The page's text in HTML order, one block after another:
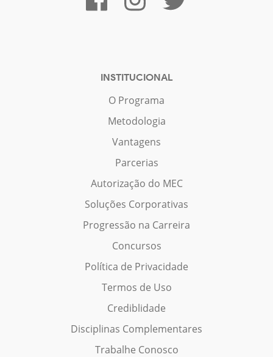
INSTITUCIONAL
O Programa
Metodologia
Vantagens
Parcerias
Autorização do MEC
Soluções Corporativas
Progressão na Carreira
Concursos
Política de Privacidade
Termos de Uso
Crediblidade
Disciplinas Complementares
Trabalhe Conosco